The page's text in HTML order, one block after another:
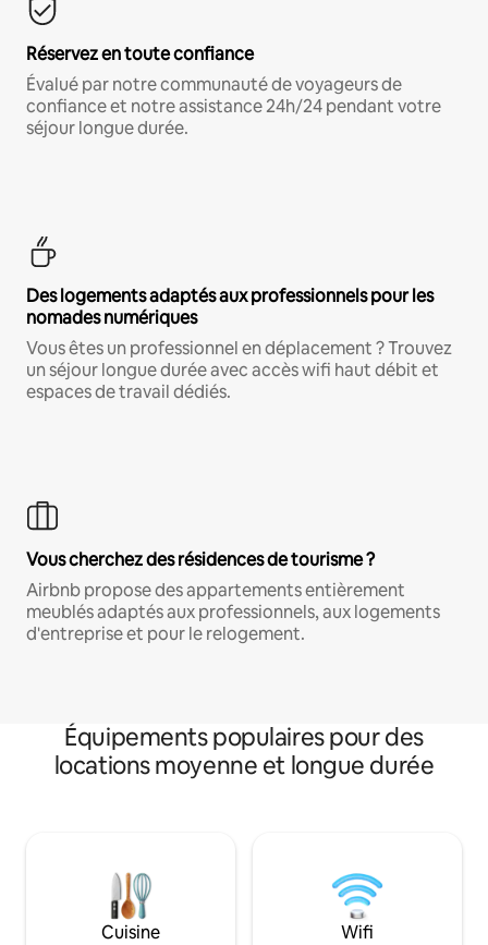
Réservez en toute confiance
Évalué par notre communauté de voyageurs de
confiance et notre assistance 24h/24 pendant votre
séjour longue durée.
Des logements adaptés aux professionnels pour les
nomades numériques
Vous êtes un professionnel en déplacement ? Trouvez
un séjour longue durée avec accès wifi haut débit et
espaces de travail dédiés.
Vous cherchez des résidences de tourisme ?
Airbnb propose des appartements entièrement
meublés adaptés aux professionnels, aux logements
d'entreprise et pour le relogement.
Équipements populaires pour des
locations moyenne et longue durée
Cuisine Wifi